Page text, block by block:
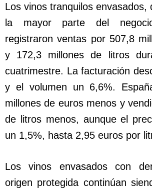
Los vinos tranquilos envasados,
la mayor parte del
registraron ventas por 507,8
y 172,3 millones de litros
cuatrimestre. La facturación
y el volumen un 6,6%.
millones de euros menos y
de litros menos, aunque el
un 1,5%, hasta 2,95 euros por
Los vinos envasados con
origen protegida continúan